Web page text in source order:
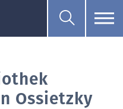
Ossietzky